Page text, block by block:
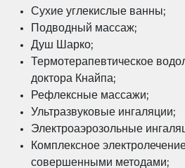
Сухие углекислые ванны;
Подводный массаж;
Душ Шарко;
Термотерапевтическое
доктора Кнайпа;
Рефлексные массажи;
Ультразвуковые ингаляции;
Электроаэрозольные
Комплексное
совершенными методами;